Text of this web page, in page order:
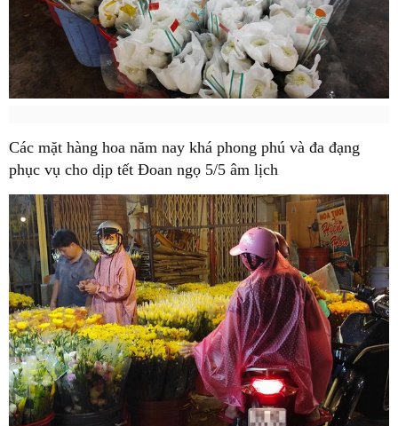
Các mặt hàng hoa năm nay khá phong phú và đa đạng
phục vụ cho dịp tết Đoan ngọ 5/5 âm lịch